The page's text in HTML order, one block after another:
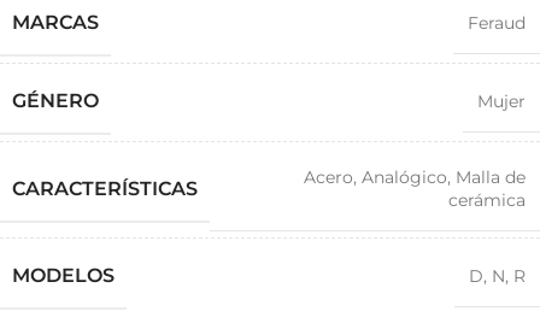
MARCAS Feraud
GÉNERO Mujer
CARACTERÍSTICAS Acero, Analógico, Malla de
cerámica
MODELOS D, N, R